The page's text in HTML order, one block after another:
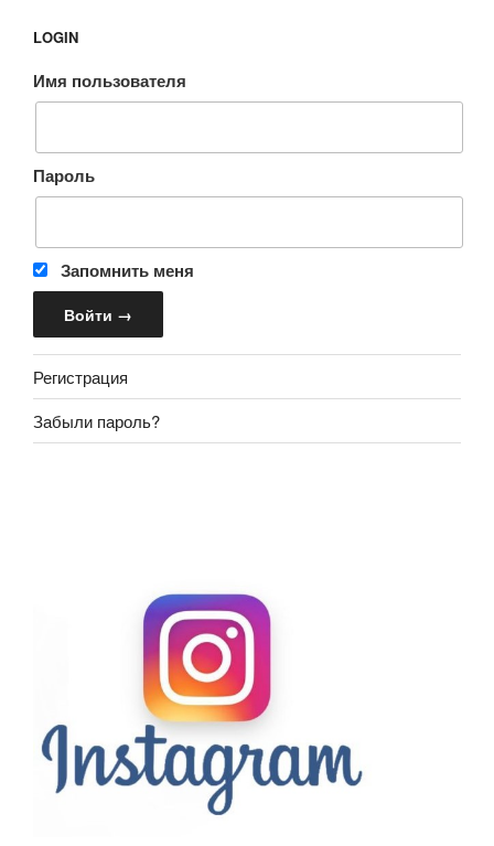
LOGIN
Имя пользователя
Пароль
Запомнить меня
Регистрация
Забыли пароль?